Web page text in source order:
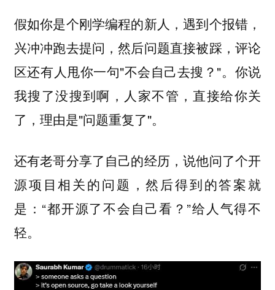
假如你是个刚学编程的新人，遇到个报错，
兴冲冲跑去提问，然后问题直接被踩，评论
区还有人甩你一句"不会自己去搜？"。你说
我搜了没搜到啊，人家不管，直接给你关
了，理由是"问题重复了"。
还有老哥分享了自己的经历，说他问了个开
源项目相关的问题，然后得到的答案就
是：“都开源了不会自己看？”给人气得不
轻。